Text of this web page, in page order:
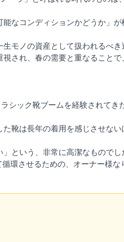
なコンディションかどうか」
モノの資産として扱われるべき
され、春の需要と重なること
シック靴ブームを経験されてき
靴は長年の着用を感じさせな
という、非常に高潔なものでし
環させるための、オーナー様な